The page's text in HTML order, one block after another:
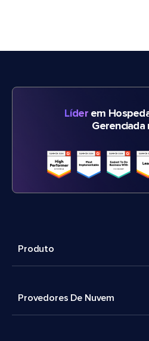
Líderem
Gerenciada
Produto
Provedores De Nuvem